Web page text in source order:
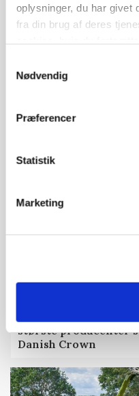
oplysninger, du har givet
fra din brug af deres
Nødvendig
Præferencer
Statistik
Marketing
Grisenoteringen står
største producenter
Danish Crown